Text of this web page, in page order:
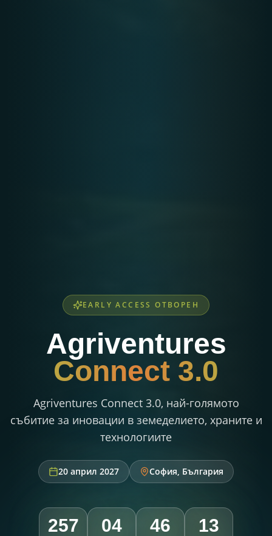
EARLY ACCESS ОТВОРЕН
Agriventures
Connect 3.0
Agriventures Connect 3.0, най-голямото
събитие за иновации в земеделието, храните и
технологиите
20 април 2027 София, България
257 04 46 10